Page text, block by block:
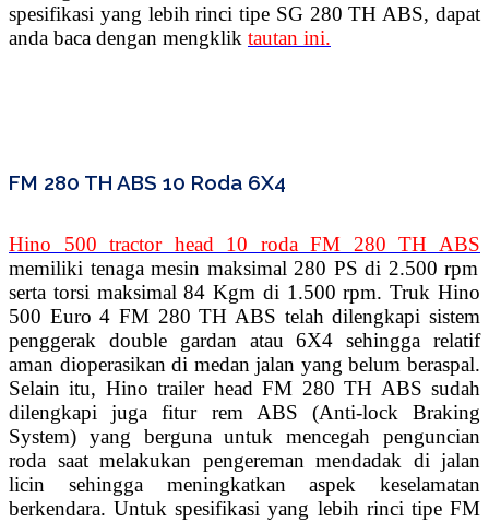
spesifikasi yang lebih rinci tipe SG 280 TH ABS, dapat
anda baca dengan mengklik tautan ini.
FM 280 TH ABS 10 Roda 6X4
Hino 500 tractor head 10 roda FM 280 TH ABS
memiliki tenaga mesin maksimal 280 PS di 2.500 rpm
serta torsi maksimal 84 Kgm di 1.500 rpm. Truk Hino
500 Euro 4 FM 280 TH ABS telah dilengkapi sistem
penggerak double gardan atau 6X4 sehingga relatif
aman dioperasikan di medan jalan yang belum beraspal.
Selain itu, Hino trailer head FM 280 TH ABS sudah
dilengkapi juga fitur rem ABS (Anti-lock Braking
System) yang berguna untuk mencegah penguncian
roda saat melakukan pengereman mendadak di jalan
licin sehingga meningkatkan aspek keselamatan
berkendara. Untuk spesifikasi yang lebih rinci tipe FM